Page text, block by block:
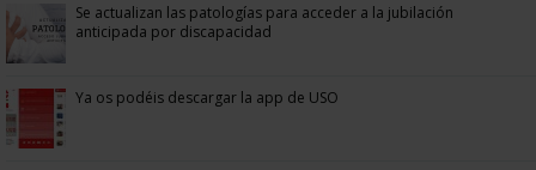
Se actualizan las patologías para acceder a la jubilación
anticipada por discapacidad
Ya os podéis descargar la app de USO